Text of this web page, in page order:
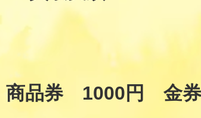
商品券 1000円 金